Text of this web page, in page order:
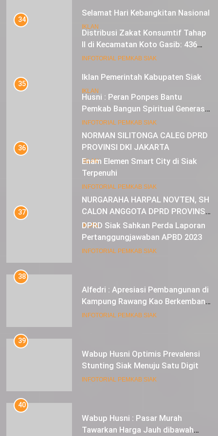
Selamat Hari Kebangkitan Nasional
IKLAN
Iklan Pemerintah Kabupaten Siak
IKLAN
NORMAN SILITONGA CALEG DPRD
PROVINSI DKI JAKARTA
IKLAN
NURGARAHA HARPAL NOVTEN, SH
CALON ANGGOTA DPRD PROVINSI
DKI JAKARTA
IKLAN
34
Distribusi Zakat Konsumtif Tahap
II di Kecamatan Koto Gasib: 436
Mustahik Terima Bantuan
INFOTORIAL PEMKAB SIAK
35
Husni : Peran Ponpes Bantu
Pemkab Bangun Spiritual Generasi
Muda
INFOTORIAL PEMKAB SIAK
36
Enam Elemen Smart City di Siak
Terpenuhi
INFOTORIAL PEMKAB SIAK
37
DPRD Siak Sahkan Perda Laporan
Pertanggungjawaban APBD 2023
INFOTORIAL PEMKAB SIAK
38
Alfedri : Apresiasi Pembangunan di
Kampung Rawang Kao Berkembang
Pesat
INFOTORIAL PEMKAB SIAK
39
Wabup Husni Optimis Prevalensi
Stunting Siak Menuju Satu Digit
INFOTORIAL PEMKAB SIAK
40
Wabup Husni : Pasar Murah
Tawarkan Harga Jauh dibawah